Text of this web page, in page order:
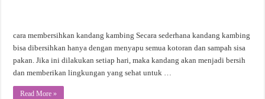
cara membersihkan kandang kambing Secara sederhana kandang kambing
bisa dibersihkan hanya dengan menyapu semua kotoran dan sampah sisa
pakan. Jika ini dilakukan setiap hari, maka kandang akan menjadi bersih
dan memberikan lingkungan yang sehat untuk …
Read More »